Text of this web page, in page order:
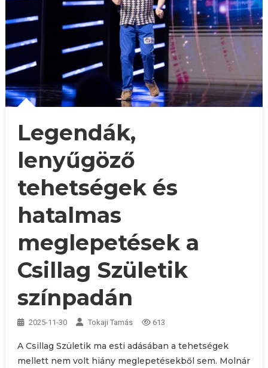
Legendák,
lenyűgöző
tehetségek és
hatalmas
meglepetések a
Csillag Születik
színpadán
2025-11-30 Tokaji Tamás 613
A Csillag Születik ma esti adásában a tehetségek
mellett nem volt hiány meglepetésekből sem. Molnár